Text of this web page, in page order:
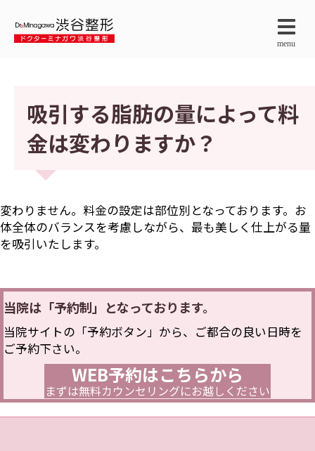
menu
吸引する脂肪の量によって料
金は変わりますか？
変わりません。料金の設定は部位別となっております。お
体全体のバランスを考慮しながら、最も美しく仕上がる量
を吸引いたします。
当院は「予約制」となっております。
当院サイトの「予約ボタン」から、ご都合の良い日時を
ご予約下さい。
WEB予約はこちらから
まずは無料カウンセリングにお越しください